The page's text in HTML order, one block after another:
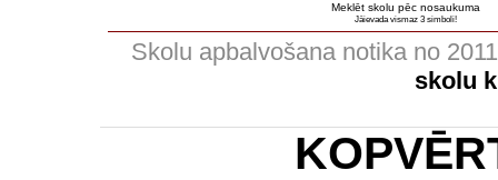
Meklēt skolu pēc nosaukuma
Jāievada vismaz 3 simboli!
Skolu apbalvošana notika no
skolu